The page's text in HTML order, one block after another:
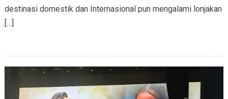
destinasi domestik dan Internasional pun mengalami lonjakan
[…]